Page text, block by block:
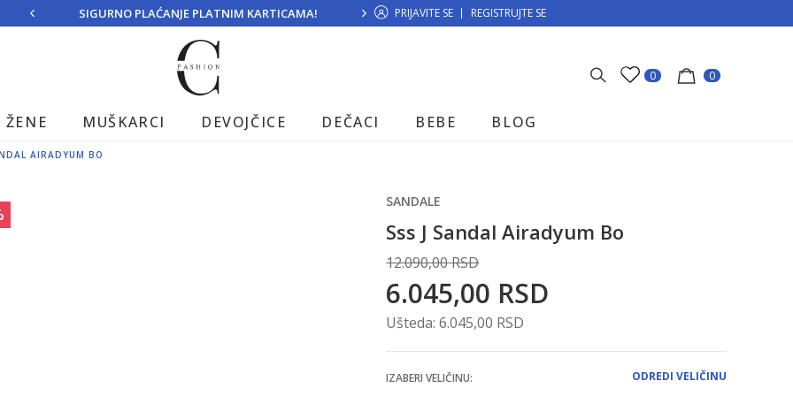
SIGURNO PLAĆANJE PLATNIM KARTICAMA! MOGUĆNOST BESPLATNE ISPORUKE!
PRIJAVITE SE REGISTRUJTE SE
0 0
ŽENE MUŠKARCI DEVOJČICE DEČACI BEBE BLOG
AIRADYUM BO
SANDALE
Sss J Sandal Airadyum Bo
12.090,00RSD
6.045,00 RSD
Ušteda:6.045,00 RSD
ODREDI VELIČINU
IZABERI VELIČINU: